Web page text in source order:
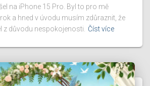
na iPhone 15 Pro. Byl to pro mě
a hned v úvodu musím zdůraznit, že
z důvodu nespokojenosti. Číst více